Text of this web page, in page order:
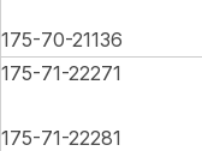
175-70-21136
175-71-22271
175-71-22281